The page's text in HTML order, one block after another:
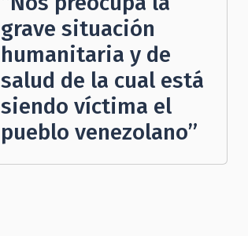
grave situación
humanitaria y de
salud de la cual está
siendo víctima el
pueblo venezolano”